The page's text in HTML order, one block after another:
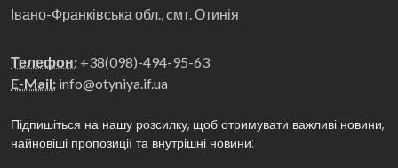
Івано-Франківська обл., cмт. Отинія
Телефон: +38(098)-494-95-63
E-Mail: info@otyniya.if.ua
Підпишіться на нашу розсилку, щоб отримувати важливі новини,
найновіші пропозиції та внутрішні новини: